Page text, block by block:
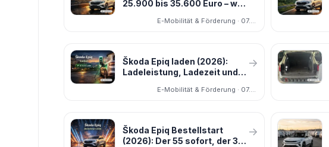
25.900 bis 35.600 Euro – was
Škoda Epiq laden (2026):
Ladeleistung, Ladezeit und
→
E-Mobilität & Förderung · 07.03.2026
Škoda Epiq Bestellstart
(2026): Der 55 sofort, der 35
→